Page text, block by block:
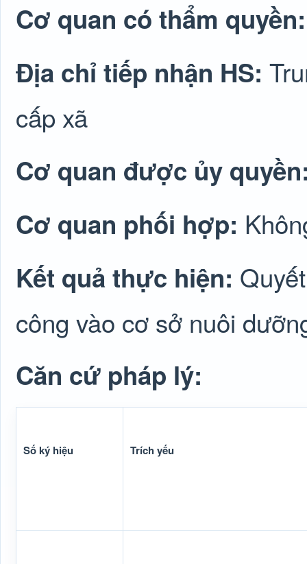
Cơ quan có thẩm
Địa chỉ tiếp nhận HS:
cấp xã
Cơ quan được ủy
Cơ quan phối hợp:
Kết quả thực hiện:
công vào cơ sở nuôi
Căn cứ pháp lý:
Số ký hiệu Trích yếu